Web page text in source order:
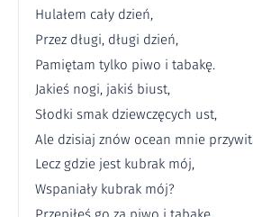
Hulałem cały dzień,
Przez długi, długi dzień,
Pamiętam tylko piwo i tabakę.
Jakieś nogi, jakiś biust,
Słodki smak dziewczęcych ust,
Ale dzisiaj znów ocean mnie
Lecz gdzie jest kubrak mój,
Wspaniały kubrak mój?